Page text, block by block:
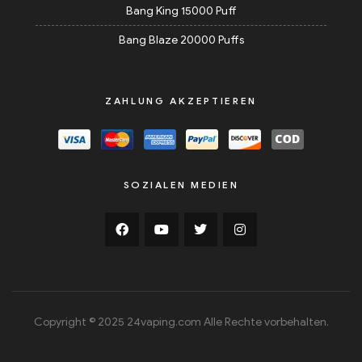
Bang King 15000 Puff
Bang Blaze 20000 Puffs
ZAHLUNG AKZEPTIEREN
SOZIALEN MEDIEN
Copyright © 2025 24vaping.com Alle Rechte vorbehalten.